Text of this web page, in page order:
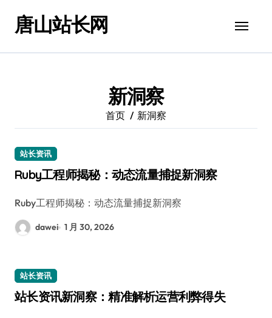
唐山站长网
新洞察
首页 新洞察
站长资讯
Ruby工程师揭秘：动态流量捕捉新洞察
Ruby工程师揭秘：动态流量捕捉新洞察
dawei 1 月 30, 2026
站长资讯
站长资讯新洞察：精准解析运营利弊得失